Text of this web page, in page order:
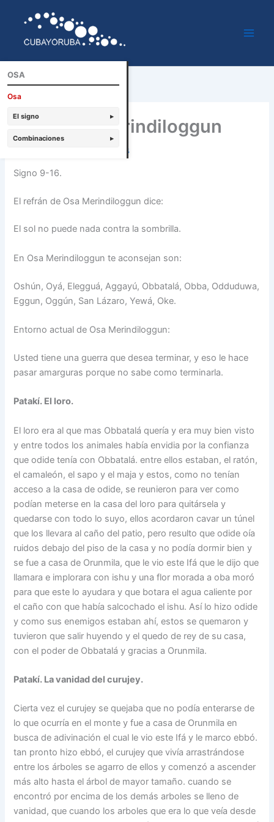
contenido
Osa tonti Merindiloggun
enero 20, 2014
Signo 9-16.
El refrán de Osa Merindiloggun dice:
El sol no puede nada contra la sombrilla.
En Osa Merindiloggun te aconsejan son:
Oshún, Oyá, Elegguá, Aggayú, Obbatalá, Obba, Odduduwa,
Eggun, Oggún, San Lázaro, Yewá, Oke.
Entorno actual de Osa Merindiloggun:
Usted tiene una guerra que desea terminar, y eso le hace
pasar amarguras porque no sabe como terminarla.
Patakí. El loro.
El loro era al que mas Obbatalá quería y era muy bien visto
y entre todos los animales había envidia por la confianza
que odide tenía con Obbatalá. entre ellos estaban, el ratón,
el camaleón, el sapo y el maja y estos, como no tenían
acceso a la casa de odide, se reunieron para ver como
podían meterse en la casa del loro para quitársela y
quedarse con todo lo suyo, ellos acordaron cavar un túnel
que los llevara al caño del patio, pero resulto que odide oía
ruidos debajo del piso de la casa y no podía dormir bien y
se fue a casa de Orunmila, que le vio este Ifá que le dijo que
llamara e implorara con ishu y una flor morada a oba moró
para que este lo ayudara y que botara el agua caliente por
el caño con que había salcochado el ishu. Así lo hizo odide
y como sus enemigos estaban ahí, estos se quemaron y
tuvieron que salir huyendo y el quedo de rey de su casa,
con el poder de Obbatalá y gracias a Orunmila.
Patakí. La vanidad del curujey.
Cierta vez el curujey se quejaba que no podía enterarse de
lo que ocurría en el monte y fue a casa de Orunmila en
busca de adivinación el cual le vio este Ifá y le marco ebbó.
tan pronto hizo ebbó, el curujey que vivía arrastrándose
entre los árboles se agarro de ellos y comenzó a ascender
más alto hasta el árbol de mayor tamaño. cuando se
encontró por encima de los demás arboles se lleno de
vanidad, que cuando los arboles que era lo que veía desde
OSA
Osa
El signo ▸
Combinaciones ▸